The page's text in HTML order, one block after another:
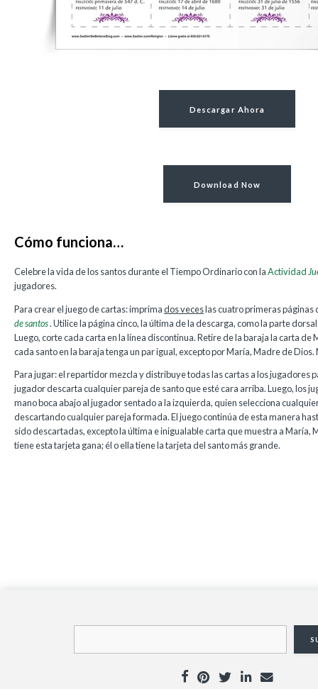
Descargar Ahora
Download Now
Cómo funciona…
Celebre la vida de los santos durante el Tiempo Ordinario con laActividad
jugadores.
Para crear el juego de cartas: imprimados veceslas cuatro primeras páginas
de santos. Utilice la página cinco, la última de la descarga, como la parte
Luego, corte cada carta en la línea discontinua. Retire de la baraja la carta de
cada santo en la baraja tenga un par igual, excepto por María, Madre de Dios.
Para jugar: el repartidor mezcla y distribuye todas las cartas a los jugadores
jugador descarta cualquier pareja de santo que esté cara arriba. Luego, los
mano boca abajo al jugador sentado a la izquierda, quien selecciona
descartando cualquier pareja formada. El juego continúa de esta manera
sido descartadas, excepto la última e inigualable carta que muestra a María,
tiene esta tarjeta gana; él o ella tiene la tarjeta del santo más grande.